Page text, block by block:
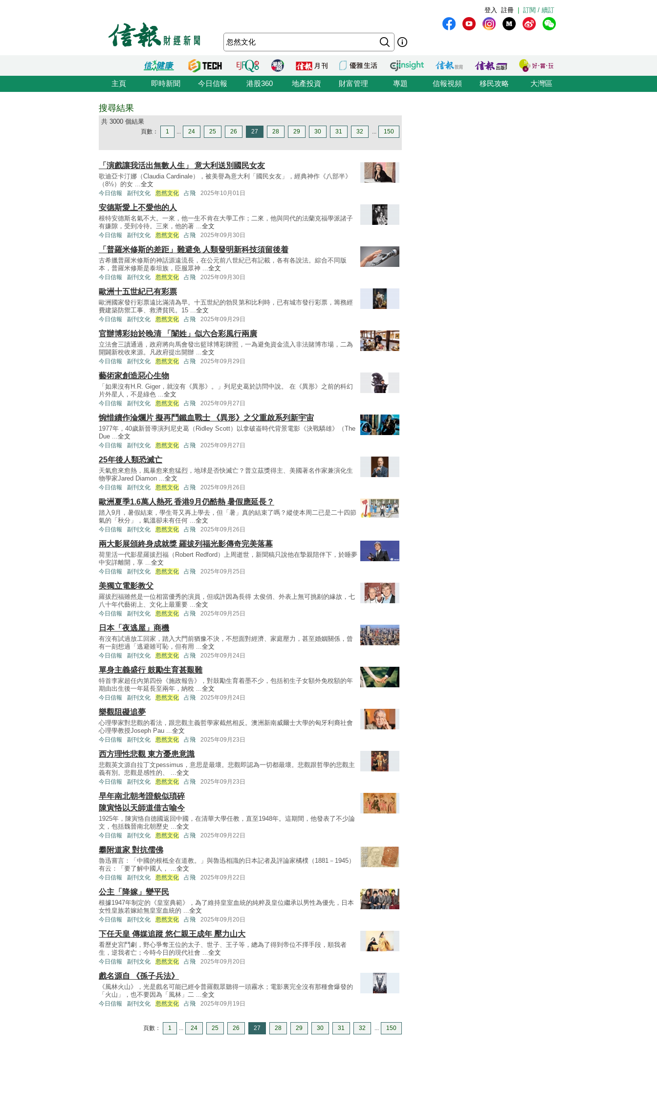
訂閱 / 續訂
註冊
登入
主頁 即時新聞 今日信報 港股360 地產投資 財富管理 專題 信報視頻 移民攻略 大灣區
搜尋結果
共 3000 個結果
頁數： 1 ... 24 25 26 27 28 29 30 31 32 ... 150
「演戲讓我活出無數人生」 意大利送別國民女友
歌迪亞卡汀娜（Claudia Cardinale），被美譽為意大利「國民女友」，經典神作《八部半》
（8½）的女 ...全文
今日信報 副刊文化 忽然文化 占飛 2025年10月01日
安德斯愛上不愛他的人
根特安德斯名氣不大。一來，他一生不肯在大學工作；二來，他與同代的法蘭克福學派諸子
有嫌隙，受到冷待。三來，他的著 ...全文
今日信報 副刊文化 忽然文化 占飛 2025年09月30日
「普羅米修斯的差距」難避免 人類發明新科技須留後着
古希臘普羅米修斯的神話源遠流長，在公元前八世紀已有記載，各有各說法。綜合不同版
本，普羅米修斯是泰坦族，臣服眾神 ...全文
今日信報 副刊文化 忽然文化 占飛 2025年09月30日
歐洲十五世紀已有彩票
歐洲國家發行彩票遠比滿清為早。十五世紀的勃艮第和比利時，已有城市發行彩票，籌務經
費建築防禦工事、救濟貧民。15 ...全文
今日信報 副刊文化 忽然文化 占飛 2025年09月29日
官辦博彩始於晚清 「闈姓」似六合彩風行兩廣
立法會三讀通過，政府將向馬會發出籃球博彩牌照，一為避免資金流入非法賭博市場，二為
開闢新稅收來源。凡政府提出開辦 ...全文
今日信報 副刊文化 忽然文化 占飛 2025年09月29日
藝術家創造惡心生物
「如果沒有H.R. Giger，就沒有《異形》。」列尼史葛於訪問中說。 在《異形》之前的科幻
片外星人，不是綠色 ...全文
今日信報 副刊文化 忽然文化 占飛 2025年09月27日
惋惜續作淪爛片 擬再鬥鐵血戰士 《異形》之父重啟系列新宇宙
1977年，40歲新晉導演列尼史葛（Ridley Scott）以拿破崙時代背景電影《決戰驕雄》（The
Due ...全文
今日信報 副刊文化 忽然文化 占飛 2025年09月27日
25年後人類恐滅亡
天氣愈來愈熱，風暴愈來愈猛烈，地球是否快滅亡？普立茲獎得主、美國著名作家兼演化生
物學家Jared Diamon ...全文
今日信報 副刊文化 忽然文化 占飛 2025年09月26日
歐洲夏季1.6萬人熱死 香港9月仍酷熱 暑假應延長？
踏入9月，暑假結束，學生哥又再上學去，但「暑」真的結束了嗎？縱使本周二已是二十四節
氣的「秋分」，氣溫卻未有任何 ...全文
今日信報 副刊文化 忽然文化 占飛 2025年09月26日
兩大影展頒終身成就獎 羅拔列福光影傳奇完美落幕
荷里活一代影星羅拔烈福（Robert Redford）上周逝世，新聞稿只說他在摯親陪伴下，於睡夢
中安詳離開，享 ...全文
今日信報 副刊文化 忽然文化 占飛 2025年09月25日
美獨立電影教父
羅拔烈福雖然是一位相當優秀的演員，但或許因為長得 太俊俏、外表上無可挑剔的緣故，七
八十年代藝術上、文化上最重要 ...全文
今日信報 副刊文化 忽然文化 占飛 2025年09月25日
日本「夜逃屋」商機
有沒有試過放工回家，踏入大門前猶豫不決，不想面對經濟、家庭壓力，甚至婚姻關係，曾
有一刻想過「逃避雖可恥，但有用 ...全文
今日信報 副刊文化 忽然文化 占飛 2025年09月24日
單身主義盛行 鼓勵生育甚艱難
特首李家超任內第四份《施政報告》，對鼓勵生育着墨不少，包括初生子女額外免稅額的年
期由出生後一年延長至兩年，納稅 ...全文
今日信報 副刊文化 忽然文化 占飛 2025年09月24日
樂觀阻礙追夢
心理學家對悲觀的看法，跟悲觀主義哲學家截然相反。澳洲新南威爾士大學的匈牙利裔社會
心理學教授Joseph Pau ...全文
今日信報 副刊文化 忽然文化 占飛 2025年09月23日
西方理性悲觀 東方憂患意識
悲觀英文源自拉丁文pessimus，意思是最壞。悲觀即認為一切都最壞。悲觀跟哲學的悲觀主
義有別。悲觀是感性的、 ...全文
今日信報 副刊文化 忽然文化 占飛 2025年09月23日
早年南北朝考證貌似瑣碎
陳寅恪以天師道借古喻今
1925年，陳寅恪自德國返回中國，在清華大學任教，直至1948年。這期間，他發表了不少論
文，包括魏晉南北朝歷史 ...全文
今日信報 副刊文化 忽然文化 占飛 2025年09月22日
攀附道家 對抗儒佛
魯迅嘗言：「中國的根柢全在道教。」與魯迅相識的日本記者及評論家橘樸（1881－1945）
有云：「要了解中國人， ...全文
今日信報 副刊文化 忽然文化 占飛 2025年09月22日
公主「降嫁」變平民
根據1947年制定的《皇室典範》，為了維持皇室血統的純粹及皇位繼承以男性為優先，日本
女性皇族若嫁給無皇室血統的 ...全文
今日信報 副刊文化 忽然文化 占飛 2025年09月20日
下任天皇 傳媒追蹤 悠仁親王成年 壓力山大
看歷史宮鬥劇，野心爭奪王位的太子、世子、王子等，總為了得到帝位不擇手段，順我者
生，逆我者亡；今時今日的現代社會 ...全文
今日信報 副刊文化 忽然文化 占飛 2025年09月20日
戲名源自 《孫子兵法》
《風林火山》，光是戲名可能已經令普羅觀眾聽得一頭霧水；電影裏完全沒有那種會爆發的
「火山」，也不要因為「風林」二 ...全文
今日信報 副刊文化 忽然文化 占飛 2025年09月19日
頁數： 1 ... 24 25 26 27 28 29 30 31 32 ... 150